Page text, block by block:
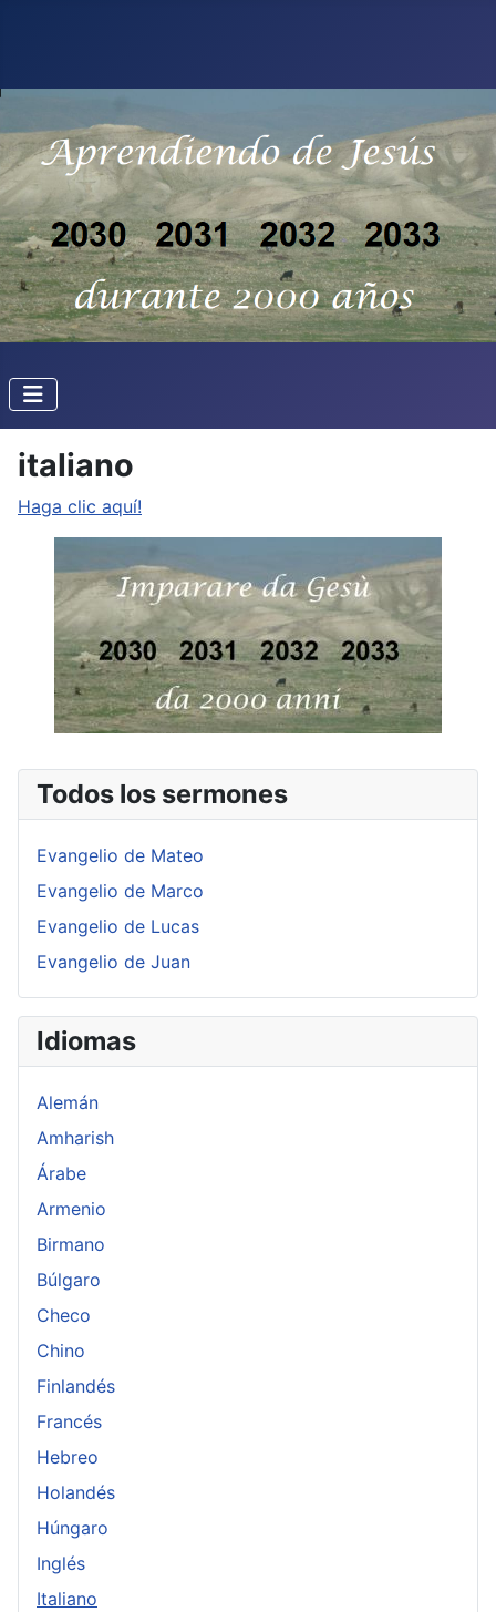
italiano
Haga clic aquí!
Todos los sermones
Evangelio de Mateo
Evangelio de Marco
Evangelio de Lucas
Evangelio de Juan
Idiomas
Alemán
Amharish
Árabe
Armenio
Birmano
Búlgaro
Checo
Chino
Finlandés
Francés
Hebreo
Holandés
Húngaro
Inglés
Italiano